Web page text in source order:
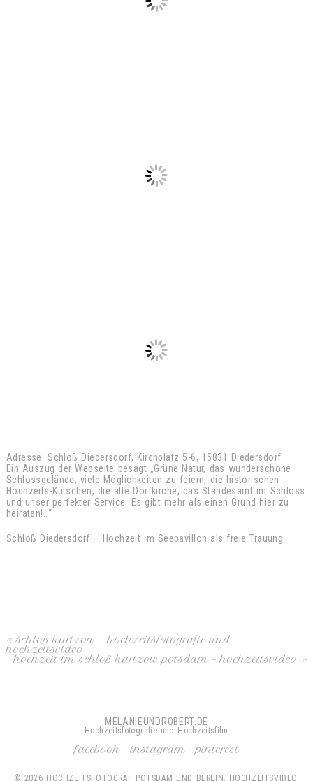
Adresse: Schloß Diedersdorf, Kirchplatz 5-6, 15831 Diedersdorf.
Ein Auszug der Webseite besagt „Grüne Natur, das wunderschöne
Schlossgelände, viele Möglichkeiten zu feiern, die historischen
Hochzeits-Kutschen, die alte Dorfkirche, das Standesamt im Schloss
und unser perfekter Service: Es gibt mehr als einen Grund hier zu
heiraten!…“
Schloß Diedersdorf – Hochzeit im Seepavillon als freie Trauung
« schloß kartzow – hochzeitsfotografie und
hochzeitsvideo
hochzeit im schloß kartzow potsdam – hochzeitsvideo »
MELANIEUNDROBERT.DE
Hochzeitsfotografie und Hochzeitsfilm
facebook instagram pinterest
© 2026 HOCHZEITSFOTOGRAF POTSDAM UND BERLIN, HOCHZEITSVIDEO,